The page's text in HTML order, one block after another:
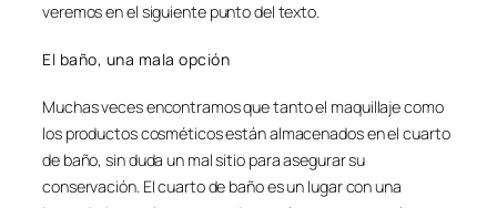
veremos en el siguiente punto del texto.
El baño, una mala opción
Muchas veces encontramos que tanto el maquillaje como
los productos cosméticos están almacenados en el cuarto
de baño, sin duda un mal sitio para asegurar su
conservación. El cuarto de baño es un lugar con una